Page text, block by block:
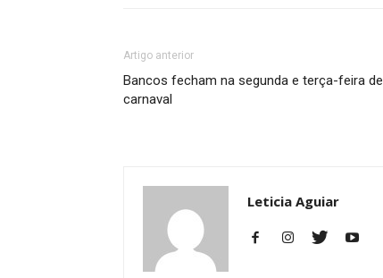
Artigo anterior
Bancos fecham na segunda e terça-feira de
carnaval
Leticia Aguiar